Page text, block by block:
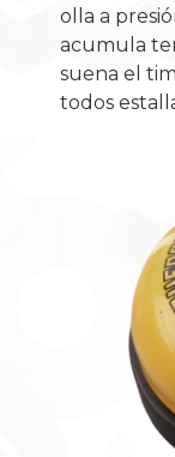
olla a
acumula
suena el
todos